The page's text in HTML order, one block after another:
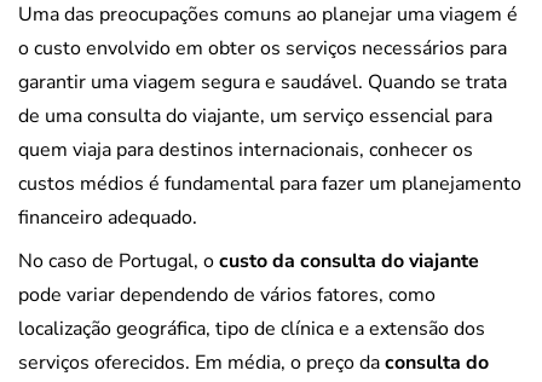
Uma das preocupações comuns ao planejar uma viagem é
o custo envolvido em obter os serviços necessários para
garantir uma viagem segura e saudável. Quando se trata
de uma consulta do viajante, um serviço essencial para
quem viaja para destinos internacionais, conhecer os
custos médios é fundamental para fazer um planejamento
financeiro adequado.
No caso de Portugal, ocusto da consulta do viajante
pode variar dependendo de vários fatores, como
localização geográfica, tipo de clínica e a extensão dos
serviços oferecidos. Em média, o preço daconsulta do